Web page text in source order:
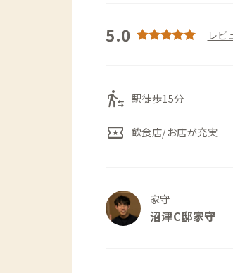
5.0 レビ
transfer_within_a_station 駅徒歩15分
local_activity 飲食店/お店が充実
家守
沼津C邸家守